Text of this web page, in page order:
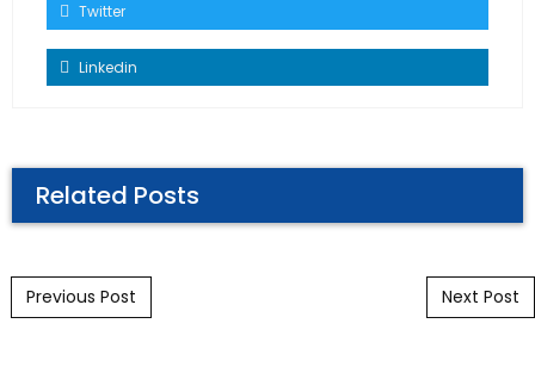
Twitter
Linkedin
Related Posts
Post navigation
Previous Post Next Post